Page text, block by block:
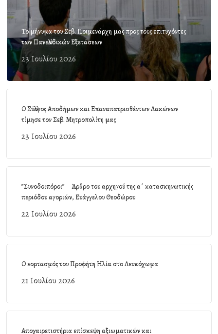
Το μήνυμα του Σεβ. Ποιμενάρχη μας προς τους επιτυχόντες
των Πανελλαδικών Εξετάσεων
23 Ιουλίου 2026
Ο Σύλλογος Αποδήμων και Επαναπατρισθέντων Λακώνων
τίμησε τον Σεβ. Μητροπολίτη μας
23 Ιουλίου 2026
”Συνοδοιπόροι” – Άρθρο του αρχηγού της α΄ κατασκηνωτικής
περιόδου αγοριών, Ευάγγελου Θεοδώρου
22 Ιουλίου 2026
Ο εορτασμός του Προφήτη Ηλία στο Λευκόχωμα
21 Ιουλίου 2026
Αποχαιρετιστήρια επίσκεψη αξιωματικών και